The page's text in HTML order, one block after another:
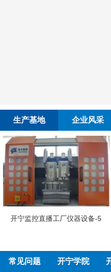
生产基地 企业风采
开宁监控直播工厂仪器设备-4
常见问题 开宁学院